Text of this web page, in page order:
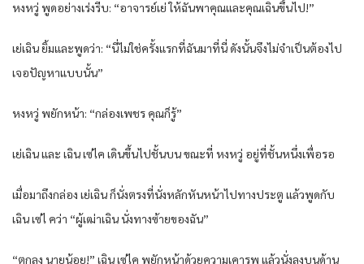
หงหวู่ พูดอย่างเร่งรีบ: “อาจารย์เย่ ให้ฉันพาคุณและคุณเฉินขึ้นไป!”
เย่เฉิน ยิ้มและพูดว่า: “นี่ไม่ใช่ครั้งแรกที่ฉันมาที่นี่ ดังนั้นจึงไม่จำเป็นต้องไป
เจอปัญหาแบบนั้น”
หงหวู่ พยักหน้า: “กล่องเพชร คุณก็รู้”
เย่เฉิน และ เฉิน เซ่ไค เดินขึ้นไปชั้นบน ขณะที่ หงหวู่ อยู่ที่ชั้นหนึ่งเพื่อรอ
เมื่อมาถึงกล่อง เย่เฉิน ก็นั่งตรงที่นั่งหลักหันหน้าไปทางประตู แล้วพูดกับ
เฉิน เซ่ไ คว่า “ผู้เฒ่าเฉิน นั่งทางซ้ายของฉัน”
“ตกลง นายน้อย!” เฉิน เซ่ไค พยักหน้าด้วยความเคารพ แล้วนั่งลงบนด้าน